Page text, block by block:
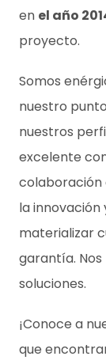
en el año
proyecto.
Somos
nuestro
nuestros
excelente
colaboración
la
materializar
garantía.
soluciones.
¡Conoce a
que